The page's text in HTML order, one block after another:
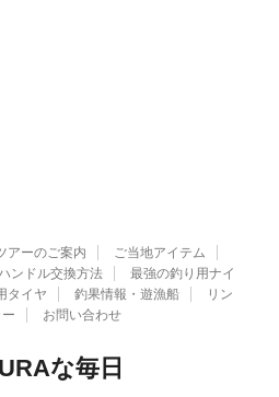
アーのご案内
ご当地アイテム
ンドル交換方法
最強の釣り用ナイ
タイヤ 釣果情報・遊漁船
リン
お問い合わせ
な毎日